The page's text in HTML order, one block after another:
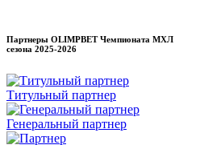
Партнеры OLIMPBET Чемпионата МХЛ
сезона 2025-2026
Титульный партнер
Генеральный партнер